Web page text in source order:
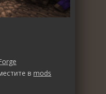
в mods